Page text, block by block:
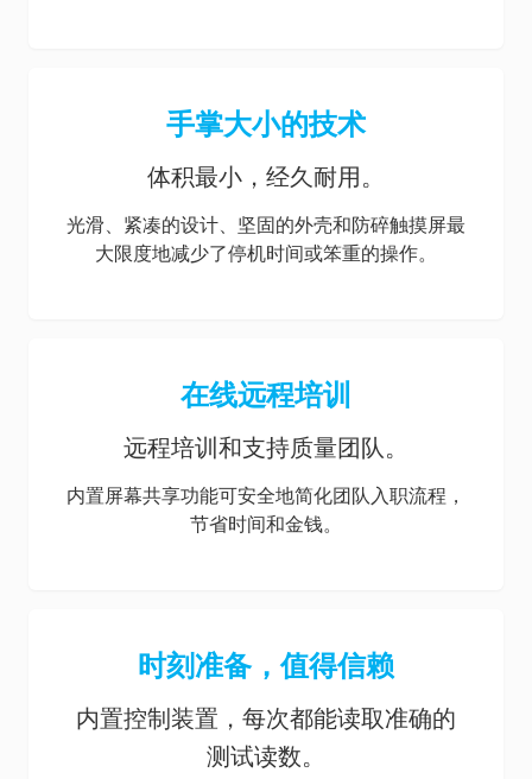
手掌大小的技术
体积最小，经久耐用。
光滑、紧凑的设计、坚固的外壳和防碎触摸屏最
大限度地减少了停机时间或笨重的操作。
在线远程培训
远程培训和支持质量团队。
内置屏幕共享功能可安全地简化团队入职流程，
节省时间和金钱。
时刻准备，值得信赖
内置控制装置，每次都能读取准确的
测试读数。